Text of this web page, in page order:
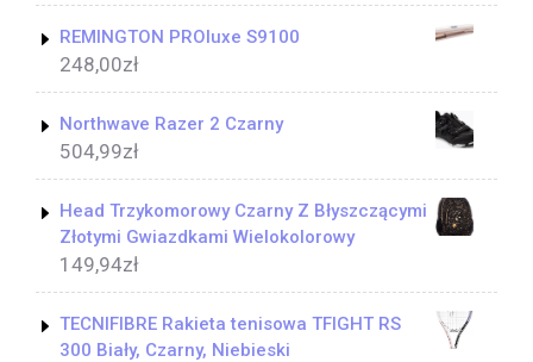
REMINGTON PROluxe S9100
248,00zł
Northwave Razer 2 Czarny
504,99zł
Head Trzykomorowy Czarny Z Błyszczącymi
Złotymi Gwiazdkami Wielokolorowy
149,94zł
TECNIFIBRE Rakieta tenisowa TFIGHT RS
300 Biały, Czarny, Niebieski